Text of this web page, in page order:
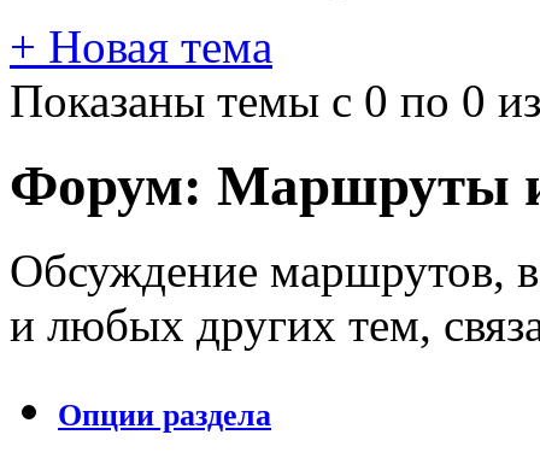
+ Новая тема
Показаны темы с 0 по 0
Форум: Маршруты
Обсуждение маршрутов,
и любых других тем,
Опции раздела